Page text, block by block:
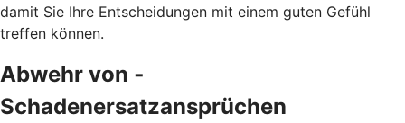
damit Sie Ihre Entscheidungen mit einem guten Gefühl
treffen können.
Abwehr von ­
Schadenersatzansprüchen